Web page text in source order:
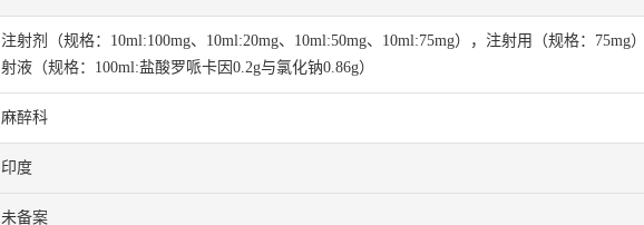
注射剂（规格：10ml:100mg、10ml:20mg、10ml:50mg、10ml:75mg），注射用（规格：75mg
射液（规格：100ml:盐酸罗哌卡因0.2g与氯化钠0.86g）
麻醉科
印度
未备案